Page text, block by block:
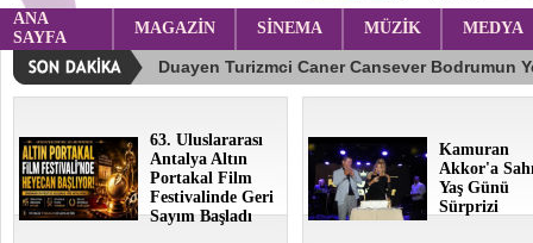
ANA
SAYFA
MAGAZİN SİNEMA MÜZİK MEDYA
63. Uluslararası
Antalya Altın
Portakal Film
Festivalinde Geri
Sayım Başladı
Kamuran
Akkor'a
Yaş Günü
Sürprizi